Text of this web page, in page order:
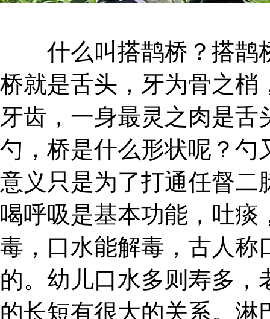
什么叫搭鹊桥？搭鹊
桥就是舌头，牙为骨之梢
牙齿，一身最灵之肉是
勺，桥是什么形状呢？勺
意义只是为了打通任督二
喝呼吸是基本功能，吐痰
毒，口水能解毒，古人称
的。幼儿口水多则寿多
的长短有很大的关系。